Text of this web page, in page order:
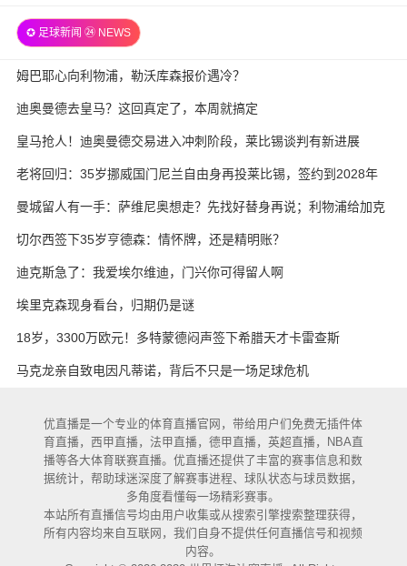
✪ 足球新闻 ㉔ NEWS
姆巴耶心向利物浦，勒沃库森报价遇冷？
迪奥曼德去皇马？这回真定了，本周就搞定
皇马抢人！迪奥曼德交易进入冲刺阶段，莱比锡谈判有新进展
老将回归：35岁挪威国门尼兰自由身再投莱比锡，签约到2028年
曼城留人有一手：萨维尼奥想走？先找好替身再说；利物浦给加克
波标价，超过一个亿
切尔西签下35岁亨德森：情怀牌，还是精明账？
迪克斯急了：我爱埃尔维迪，门兴你可得留人啊
埃里克森现身看台，归期仍是谜
18岁，3300万欧元！多特蒙德闷声签下希腊天才卡雷查斯
马克龙亲自致电因凡蒂诺，背后不只是一场足球危机
优直播是一个专业的体育直播官网，带给用户们免费无插件体
育直播，西甲直播，法甲直播，德甲直播，英超直播，NBA直
播等各大体育联赛直播。优直播还提供了丰富的赛事信息和数
据统计，帮助球迷深度了解赛事进程、球队状态与球员数据，
多角度看懂每一场精彩赛事。
本站所有直播信号均由用户收集或从搜索引擎搜索整理获得，
所有内容均来自互联网，我们自身不提供任何直播信号和视频
内容。